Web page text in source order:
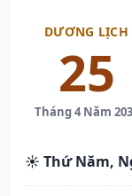
DƯƠNG LỊCH
25
Tháng 4 Năm
☀️ Thứ Năm,